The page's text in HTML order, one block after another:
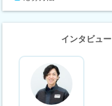
インタビュー